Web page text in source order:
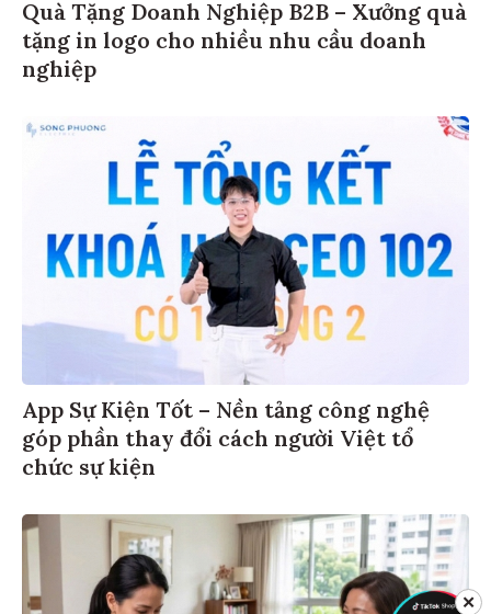
Quà Tặng Doanh Nghiệp B2B – Xưởng quà
tặng in logo cho nhiều nhu cầu doanh
nghiệp
App Sự Kiện Tốt – Nền tảng công nghệ
góp phần thay đổi cách người Việt tổ
chức sự kiện
✕